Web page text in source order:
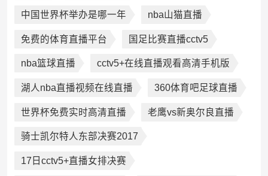
中国世界杯举办是哪一年 nba山猫直播
免费的体育直播平台 国足比赛直播cctv5
nba篮球直播 cctv5+在线直播观看高清手机版
湖人nba直播视频在线直播 360体育吧足球直播
世界杯免费实时高清直播 老鹰vs新奥尔良直播
骑士凯尔特人东部决赛2017
17日cctv5+直播女排决赛